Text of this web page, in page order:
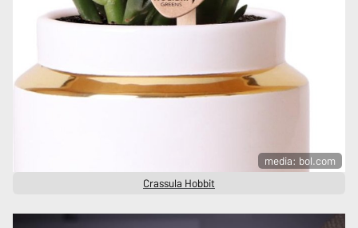
media: bol.com
Crassula Hobbit